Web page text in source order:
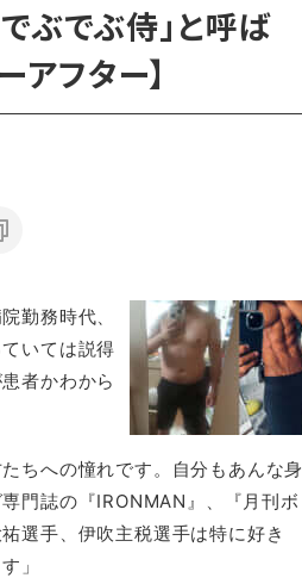
ぶでぶ侍」と呼ば
アフター】
勤務時代、
いては説得
者かわから
ちへの憧れです。自分もあんな身
門誌の『IRONMAN』、『月刊ボ
選手、伊吹主税選手は特に好き
」